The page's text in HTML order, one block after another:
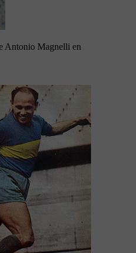
Antonio Magnelli en